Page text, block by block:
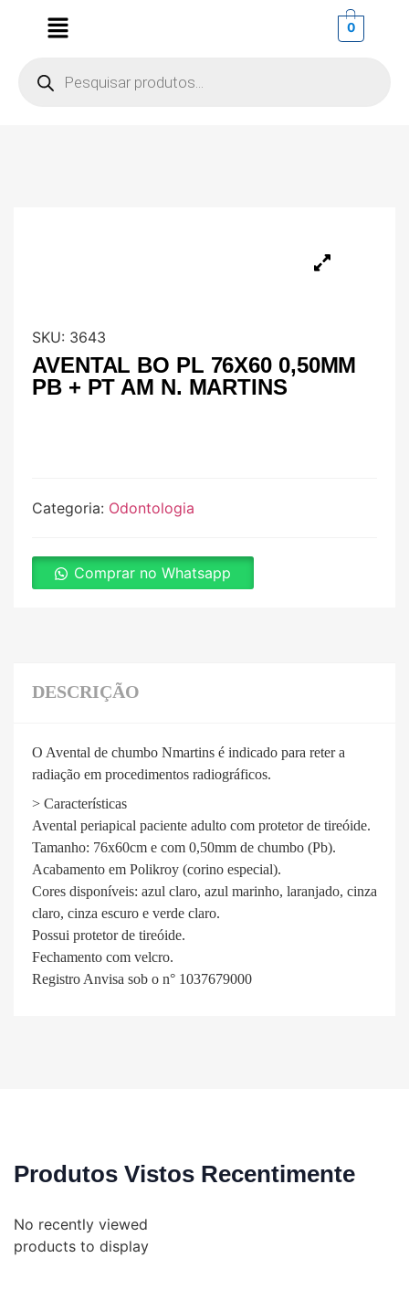
0
SKU: 3643
AVENTAL BO PL 76X60 0,50MM
PB + PT AM N. MARTINS
Categoria: Odontologia
Comprar no Whatsapp
DESCRIÇÃO
O Avental de chumbo Nmartins é indicado para reter a
radiação em procedimentos radiográficos.
> Características
Avental periapical paciente adulto com protetor de tireóide.
Tamanho: 76x60cm e com 0,50mm de chumbo (Pb).
Acabamento em Polikroy (corino especial).
Cores disponíveis: azul claro, azul marinho, laranjado, cinza
claro, cinza escuro e verde claro.
Possui protetor de tireóide.
Fechamento com velcro.
Registro Anvisa sob o n° 1037679000
Produtos Vistos Recentimente
No recently viewed
products to display